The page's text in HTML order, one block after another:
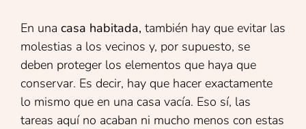
En una casa habitada, también hay que evitar las
molestias a los vecinos y, por supuesto, se
deben proteger los elementos que haya que
conservar. Es decir, hay que hacer exactamente
lo mismo que en una casa vacía. Eso sí, las
tareas aquí no acaban ni mucho menos con estas